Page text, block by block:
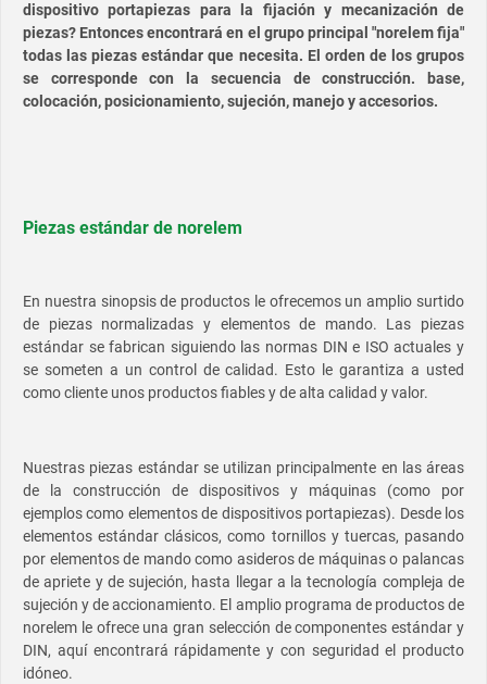
dispositivo portapiezas para la fijación y mecanización de
piezas? Entonces encontrará en el grupo principal "norelem fija"
todas las piezas estándar que necesita. El orden de los grupos
se corresponde con la secuencia de construcción. base,
colocación, posicionamiento, sujeción, manejo y accesorios.
Piezas estándar de norelem
En nuestra sinopsis de productos le ofrecemos un amplio surtido
de piezas normalizadas y elementos de mando. Las piezas
estándar se fabrican siguiendo las normas DIN e ISO actuales y
se someten a un control de calidad. Esto le garantiza a usted
como cliente unos productos fiables y de alta calidad y valor.
Nuestras piezas estándar se utilizan principalmente en las áreas
de la construcción de dispositivos y máquinas (como por
ejemplos como elementos de dispositivos portapiezas). Desde los
elementos estándar clásicos, como tornillos y tuercas, pasando
por elementos de mando como asideros de máquinas o palancas
de apriete y de sujeción, hasta llegar a la tecnología compleja de
sujeción y de accionamiento. El amplio programa de productos de
norelem le ofrece una gran selección de componentes estándar y
DIN, aquí encontrará rápidamente y con seguridad el producto
idóneo.